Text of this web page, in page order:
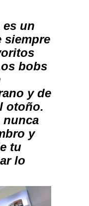
es un
siempre
bobs
y de
otoño.
nunca
y
tu
lo